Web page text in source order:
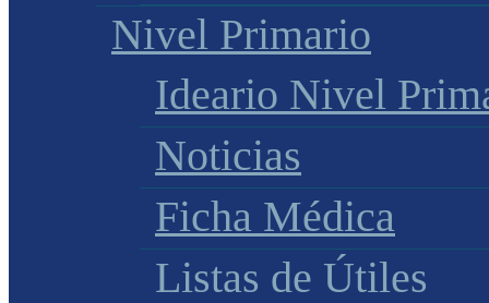
Nivel Primario
Ideario Nivel
Noticias
Ficha Médica
Listas de Útiles